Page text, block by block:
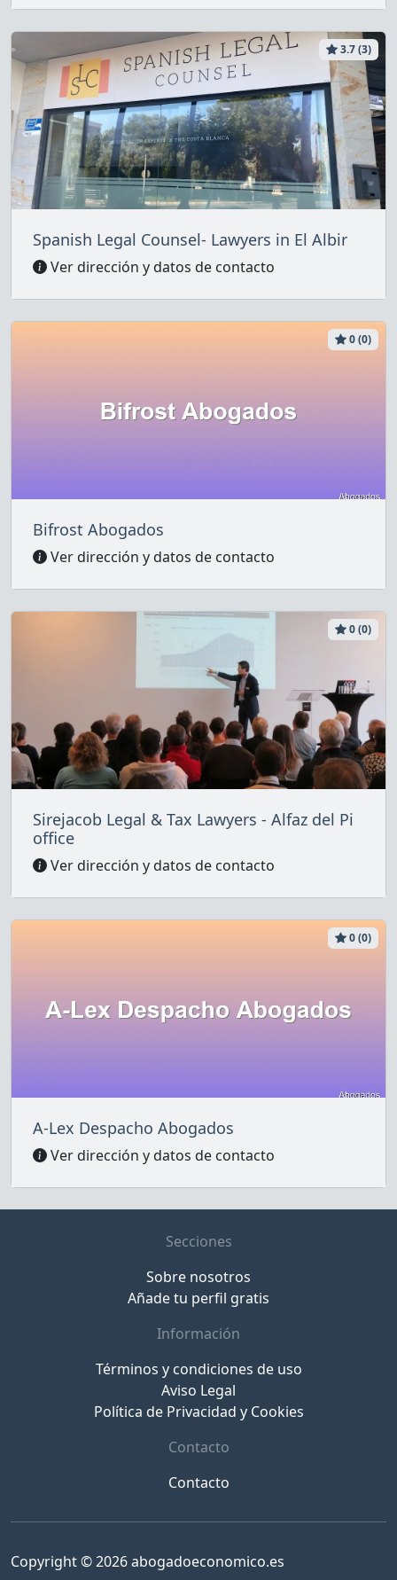
3.7 (3)
Spanish Legal Counsel- Lawyers in El Albir
Ver dirección y datos de contacto
0 (0)
Bifrost Abogados
Ver dirección y datos de contacto
0 (0)
Sirejacob Legal & Tax Lawyers - Alfaz del Pi
office
Ver dirección y datos de contacto
0 (0)
A-Lex Despacho Abogados
Ver dirección y datos de contacto
Secciones
Sobre nosotros
Añade tu perfil gratis
Información
Términos y condiciones de uso
Aviso Legal
Política de Privacidad y Cookies
Contacto
Contacto
Copyright © 2026 abogadoeconomico.es